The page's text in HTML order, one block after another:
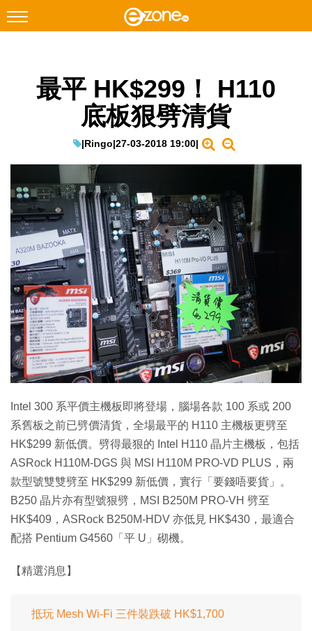
Facebook Instagram
遊戲動漫
教學評測
EduTech
IT Times
生成式AI與雲端應用
Enterprise Digital Transformation
特集
最平 HK$299！ H110
底板狠劈清貨
|Ringo|27-03-2018 19:00|
Intel 300 系平價主機板即將登場，腦場各款 100 系或 200
系舊板之前已劈價清貨，全場最平的 H110 主機板更劈至
HK$299 新低價。劈得最狠的 Intel H110 晶片主機板，包括
ASRock H110M-DGS 與 MSI H110M PRO-VD PLUS，兩
款型號雙雙劈至 HK$299 新低價，實行「要錢唔要貨」。
B250 晶片亦有型號狠劈，MSI B250M PRO-VH 劈至
HK$409，ASRock B250M-HDV 亦低見 HK$430，最適合
配搭 Pentium G4560「平 U」砌機。
【精選消息】
抵玩 Mesh Wi-Fi 三件裝跌破 HK$1,700